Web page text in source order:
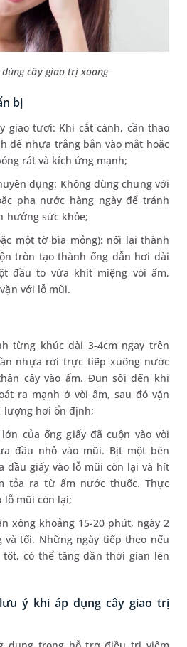
cây giao trị xoang
bị
giao tươi: Khi cắt cành, cần thao
để nhựa trắng bắn vào mắt hoặc
rát và kích ứng mạnh;
dụng: Không dùng chung với
pha nước hàng ngày để tránh
hưởng sức khỏe;
một tờ bìa mỏng): nối lại thành
tròn tạo thành ống dẫn hơi dài
đầu to vừa khít miệng vòi ấm,
với lỗ mũi.
từng khúc dài 3-4cm ngay trên
nhựa rơi trực tiếp xuống nước
cây vào ấm. Đun sôi đến khi
ra mạnh ở vòi ấm, sau đó vặn
lượng hơi ổn định;
của ống giấy đã cuộn vào vòi
đầu nhỏ vào mũi. Bịt một bên
đầu giấy vào lỗ mũi còn lại và hít
tỏa ra từ ấm nước thuốc. Thực
mũi còn lại;
xông khoảng 15-20 phút, ngày 2
và tối. Những ngày tiếp theo nếu
có thể tăng dần thời gian lên
ý khi áp dụng cây giao trị